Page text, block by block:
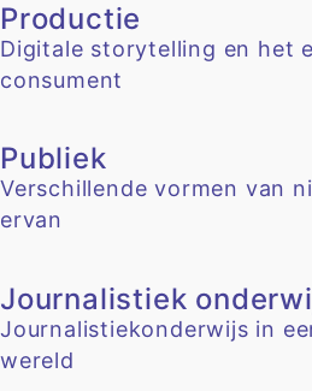
Productie
Digitale storytelling en het
consument
Publiek
Verschillende vormen van
ervan
Journalistiek
Journalistiekonderwijs in
wereld